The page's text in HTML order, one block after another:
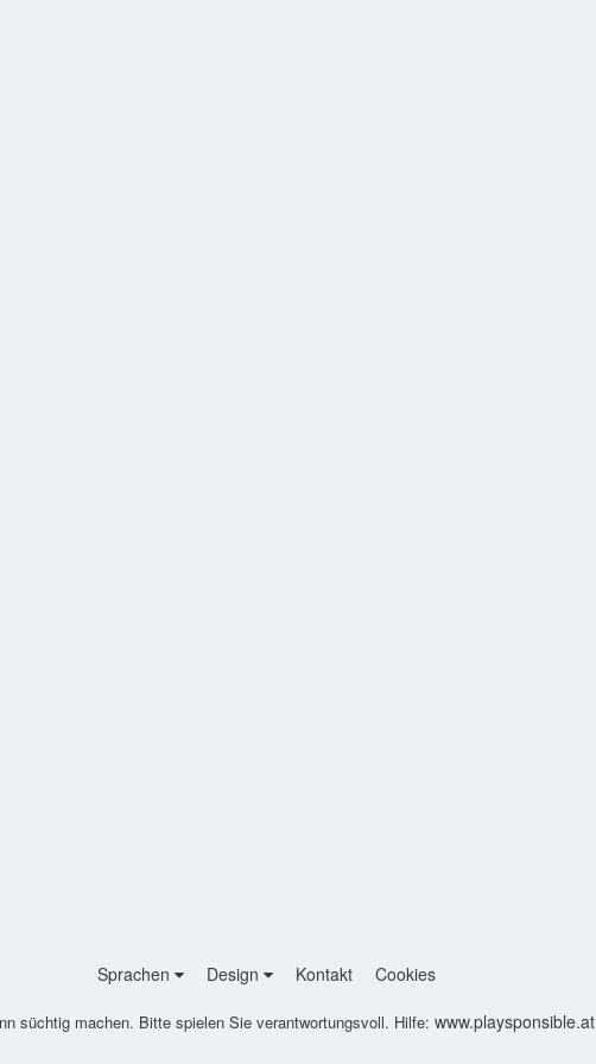
Sprachen Design Kontakt Cookies
süchtig machen. Bitte spielen Sie verantwortungsvoll. Hilfe: www.playsponsible.at